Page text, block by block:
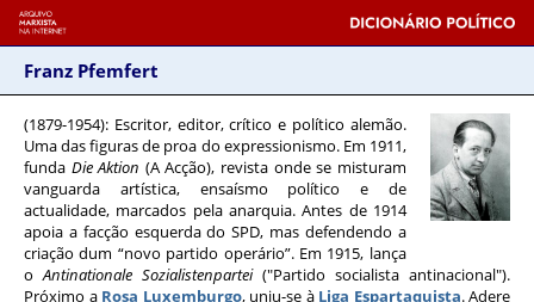
Franz Pfemfert
(1879-1954): Escritor, editor, crítico e político alemão.
Uma das figuras de proa do expressionismo. Em 1911,
funda Die Aktion (A Acção), revista onde se misturam
vanguarda artística, ensaísmo político e de
actualidade, marcados pela anarquia. Antes de 1914
apoia a facção esquerda do SPD, mas defendendo a
criação dum “novo partido operário”. Em 1915, lança
oAntinationale Sozialistenpartei("Partido socialista antinacional").
Próximo a Rosa Luxemburgo, uniu-se à Liga Espartaquista. Adere